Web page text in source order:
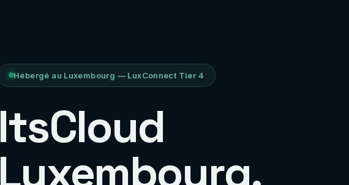
Hébergé au Luxembourg — LuxConnect Tier 4
ItsCloud
Luxembourg,